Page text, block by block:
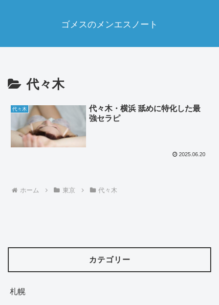
ゴメスのメンエスノート
代々木
代々木
代々木・横浜 舐めに特化した最
強セラピ
2025.06.20
ホーム 東京 代々木
カテゴリー
札幌